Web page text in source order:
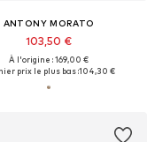
ANTONY MORATO
103,50 €
À l'origine : 169,00 €
prix le plus bas :104,30 €